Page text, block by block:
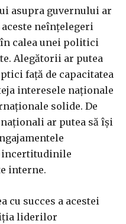
asupra guvernului ar
neînțelegeri
în calea unei politici
Alegătorii ar putea
față de capacitatea
interesele naționale
solide. De
ar putea să își
incertitudinile
interne.
cu succes a acestei
liderilor